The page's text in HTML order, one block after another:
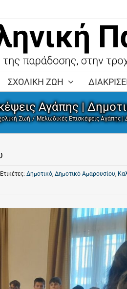
ΣΧΟΛΙΚΗ ΖΩΗ
Αγάπης |
Ζωή Μελωδικές Επισκέψεις Αγάπης |
Ετικέτες: Δημοτικό, Δημοτικό Αμαρουσίου,